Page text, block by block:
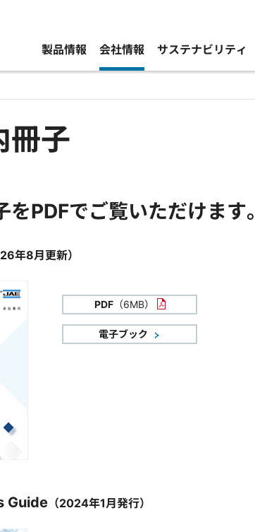
製品情報 会社情報 サステナビリティ
冊子
をPDFでご覧いただけます。
年8月更新）
PDF（6MB）
電子ブック
Guide （2024年1月発行）